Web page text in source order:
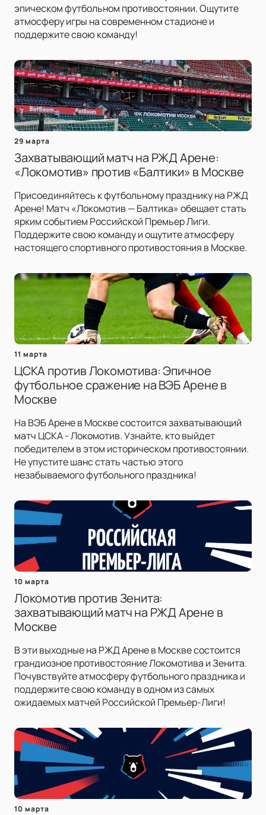
эпическом футбольном противостоянии. Ощутите
атмосферу игры на современном стадионе и
поддержите свою команду!
29 марта
Захватывающий матч на РЖД Арене:
«Локомотив» против «Балтики» в Москве
Присоединяйтесь к футбольному празднику на РЖД
Арене! Матч «Локомотив — Балтика» обещает стать
ярким событием Российской Премьер Лиги.
Поддержите свою команду и ощутите атмосферу
настоящего спортивного противостояния в Москве.
11 марта
ЦСКА против Локомотива: Эпичное
футбольное сражение на ВЭБ Арене в
Москве
На ВЭБ Арене в Москве состоится захватывающий
матч ЦСКА - Локомотив. Узнайте, кто выйдет
победителем в этом историческом противостоянии.
Не упустите шанс стать частью этого
незабываемого футбольного праздника!
10 марта
Локомотив против Зенита:
захватывающий матч на РЖД Арене в
Москве
В эти выходные на РЖД Арене в Москве состоится
грандиозное противостояние Локомотива и Зенита.
Почувствуйте атмосферу футбольного праздника и
поддержите свою команду в одном из самых
ожидаемых матчей Российской Премьер-Лиги!
10 марта